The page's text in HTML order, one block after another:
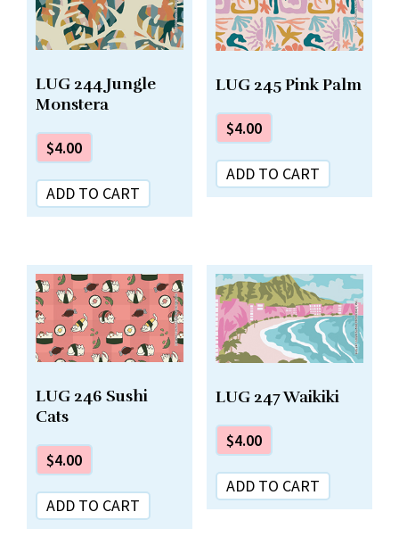
LUG 244 Jungle
Monstera
$4.00
ADD TO CART
LUG 245 Pink Palm
$4.00
ADD TO CART
LUG 246 Sushi
Cats
$4.00
ADD TO CART
LUG 247 Waikiki
$4.00
ADD TO CART